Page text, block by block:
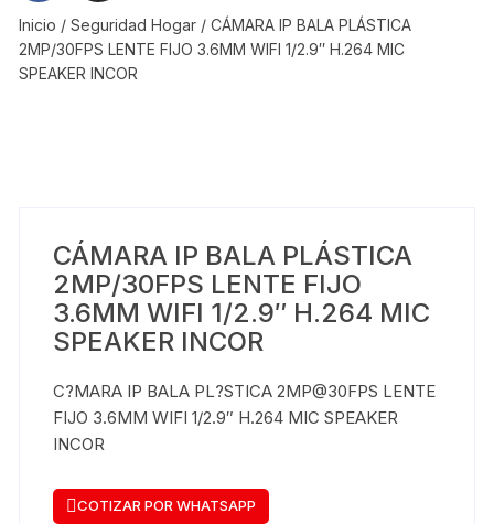
Inicio /Seguridad Hogar / CÁMARA IP BALA PLÁSTICA
2MP/30FPS LENTE FIJO 3.6MM WIFI 1/2.9″ H.264 MIC
SPEAKER INCOR
CÁMARA IP BALA PLÁSTICA
2MP/30FPS LENTE FIJO
3.6MM WIFI 1/2.9″ H.264 MIC
SPEAKER INCOR
C?MARA IP BALA PL?STICA 2MP@30FPS LENTE
FIJO 3.6MM WIFI 1/2.9″ H.264 MIC SPEAKER
INCOR
COTIZAR POR WHATSAPP